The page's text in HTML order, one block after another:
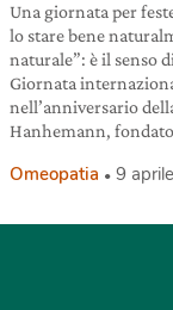
Una giornata per
lo stare bene
naturale”: è il senso
Giornata
nell’anniversario
Hanhemann,
Omeopatia 9